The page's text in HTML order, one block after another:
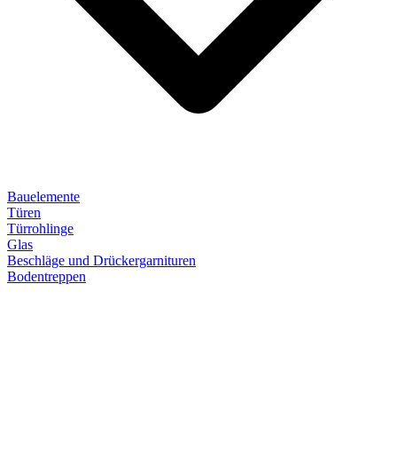
Bauelemente
Türen
Türrohlinge
Glas
Beschläge und Drückergarnituren
Bodentreppen